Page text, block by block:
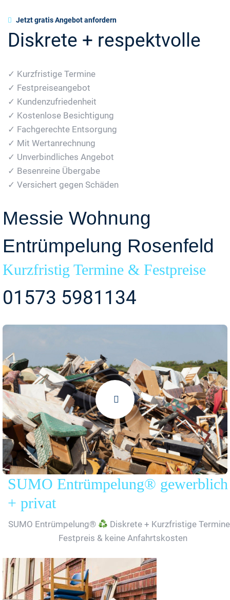
Jetzt gratis Angebot anfordern
Diskrete + respektvolle
✓ Kurzfristige Termine
✓ Festpreiseangebot
✓ Kundenzufriedenheit
✓ Kostenlose Besichtigung
✓ Fachgerechte Entsorgung
✓ Mit Wertanrechnung
✓ Unverbindliches Angebot
✓ Besenreine Übergabe
✓ Versichert gegen Schäden
Messie Wohnung
Entrümpelung Rosenfeld
Kurzfristig Termine & Festpreise
01573 5981134
SUMO Entrümpelung® gewerblich
+ privat
SUMO Entrümpelung®
Diskrete + Kurzfristige
Festpreis & keine Anfahrtskosten